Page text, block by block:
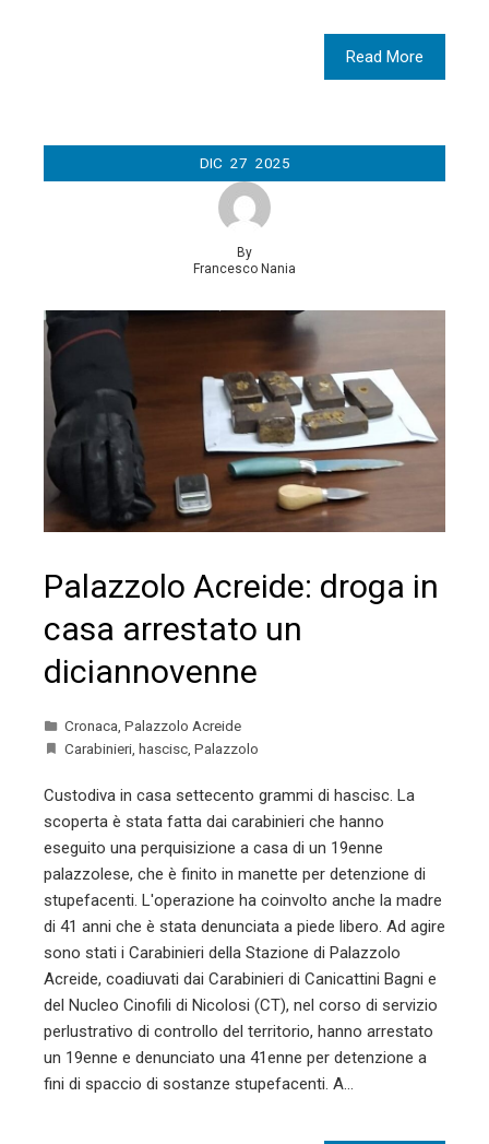
Read More
DIC 27 2025
By
Francesco Nania
Palazzolo Acreide: droga in
casa arrestato un
diciannovenne
Cronaca Palazzolo Acreide
Carabinieri hascisc Palazzolo
Custodiva in casa settecento grammi di hascisc. La
scoperta è stata fatta dai carabinieri che hanno
eseguito una perquisizione a casa di un 19enne
palazzolese, che è finito in manette per detenzione di
stupefacenti. L'operazione ha coinvolto anche la madre
di 41 anni che è stata denunciata a piede libero. Ad agire
sono stati i Carabinieri della Stazione di Palazzolo
Acreide, coadiuvati dai Carabinieri di Canicattini Bagni e
del Nucleo Cinofili di Nicolosi (CT), nel corso di servizio
perlustrativo di controllo del territorio, hanno arrestato
un 19enne e denunciato una 41enne per detenzione a
fini di spaccio di sostanze stupefacenti. A…